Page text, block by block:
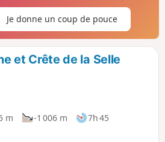
Je donne un coup de pouce
et Crête de la Selle
m -1 006 m
7h 45